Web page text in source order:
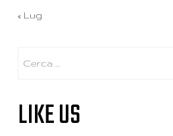
« Lug
LIKE US